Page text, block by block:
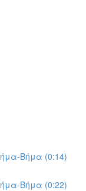
Βήμα (0:14)
Βήμα (0:22)